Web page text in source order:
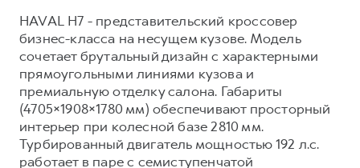
HAVAL H7 - представительский кроссовер
бизнес-класса на несущем кузове. Модель
сочетает брутальный дизайн с характерными
прямоугольными линиями кузова и
премиальную отделку салона. Габариты
(4705×1908×1780 мм) обеспечивают просторный
интерьер при колесной базе 2810 мм.
Турбированный двигатель мощностью 192 л.с.
работает в паре с семиступенчатой